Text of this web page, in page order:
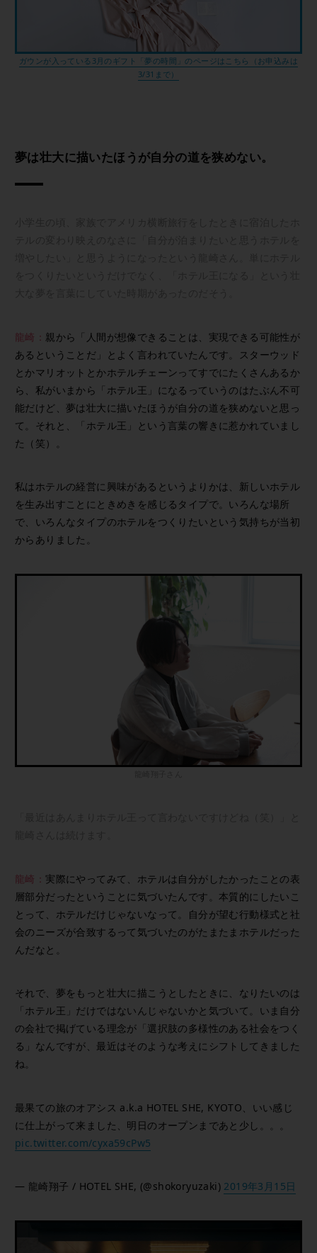
ガウンが入っている3月のギフト「夢の時間」のページはこちら（お申込みは
3/31まで）
夢は壮大に描いたほうが自分の道を狭めない。
龍崎： 親から「人間が想像できることは、実現できる可能性が
あるということだ」とよく言われていたんです。スターウッド
とかマリオットとかホテルチェーンってすでにたくさんあるか
ら、私がいまから「ホテル王」になるっていうのはたぶん不可
能だけど、夢は壮大に描いたほうが自分の道を狭めないと思っ
て。それと、「ホテル王」という言葉の響きに惹かれていまし
た（笑）。
私はホテルの経営に興味があるというよりかは、新しいホテル
を生み出すことにときめきを感じるタイプで。いろんな場所
で、いろんなタイプのホテルをつくりたいという気持ちが当初
からありました。
龍崎： 実際にやってみて、ホテルは自分がしたかったことの表
層部分だったということに気づいたんです。本質的にしたいこ
とって、ホテルだけじゃないなって。自分が望む行動様式と社
会のニーズが合致するって気づいたのがたまたまホテルだった
んだなと。
それで、夢をもっと壮大に描こうとしたときに、なりたいのは
「ホテル王」だけではないんじゃないかと気づいて。いま自分
の会社で掲げている理念が「選択肢の多様性のある社会をつく
る」なんですが、最近はそのような考えにシフトしてきました
ね。
最果ての旅のオアシス a.k.a HOTEL SHE, KYOTO、いい感じ
に仕上がって来ました、明日のオープンまであと少し。。。
pic.twitter.com/cyxa59cPw5
— 龍崎翔子 / HOTEL SHE, (@shokoryuzaki) 2019年3月15日